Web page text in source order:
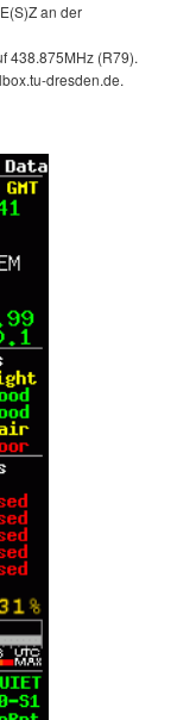
an der
438.875MHz (R79).
dresden.de.